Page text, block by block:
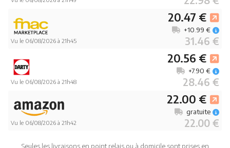
Vu le 06/08/2026 à 21h45
20.47 €
31.46 €
+10.99 €
Vu le 06/08/2026 à 21h48
20.56 €
28.46 €
+7.90 €
Vu le 06/08/2026 à 21h42
22.00 €
22.00 €
gratuite
Seules les livraisons en point relais ou à domicilesont prises en